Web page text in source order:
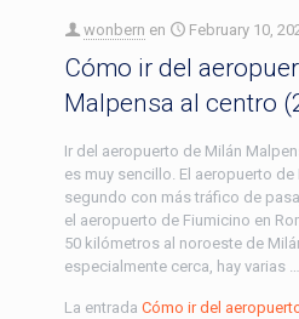
wonbern en February 10,
Cómo ir del
Malpensa al centro
Ir del aeropuerto de Milán
es muy sencillo. El aeropuerto de
segundo con más tráfico de
el aeropuerto de Fiumicino en
50 kilómetros al noroeste de
especialmente cerca, hay varias …
La entrada Cómo ir del